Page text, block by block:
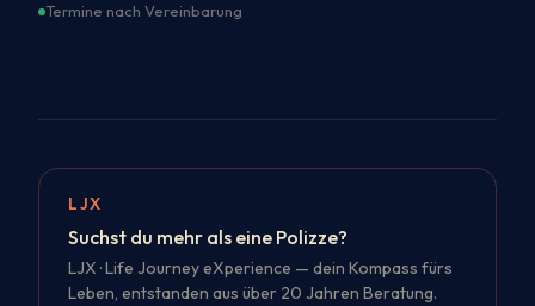
Termine nach Vereinbarung
LJX
Suchst du mehr als eine Polizze?
LJX · Life Journey eXperience — dein Kompass fürs
Leben, entstanden aus über 20 Jahren Beratung.